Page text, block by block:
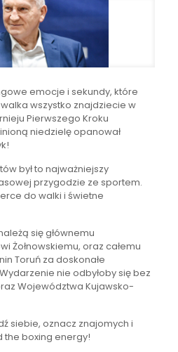
emocje i sekundy, które
wszystko znajdziecie w
Pierwszego Kroku
niedzielę opanował
był to najważniejszy
przygodzie ze sportem.
do walki i świetne
się głównemu
Żołnowskiemu, oraz całemu
Toruń za doskonałe
nie odbyłoby się bez
Województwa Kujawsko-
siebie, oznacz znajomych i
the boxing energy!